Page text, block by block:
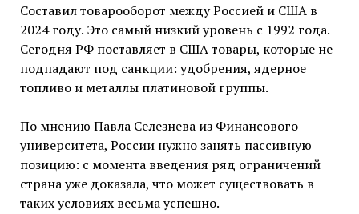
Составил товарооборот между Россией и США в
2024 году. Это самый низкий уровень с 1992 года.
Сегодня РФ поставляет в США товары, которые не
подпадают под санкции: удобрения, ядерное
топливо и металлы платиновой группы.
По мнению Павла Селезнева из Финансового
университета, России нужно занять пассивную
позицию: с момента введения ряд ограничений
страна уже доказала, что может существовать в
таких условиях весьма успешно.